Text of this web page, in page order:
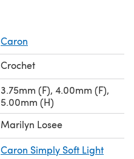
Caron
Crochet
3.75mm (F), 4.00mm (F),
5.00mm (H)
Marilyn Losee
Caron Simply Soft Light